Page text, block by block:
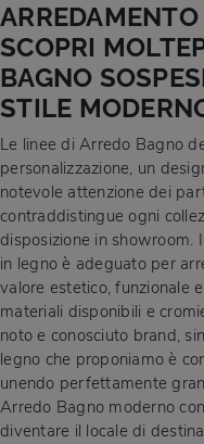
SCOPRI
BAGNO
STILE
Le linee di Arredo Bagno
personalizzazione, un
notevole attenzione dei
contraddistingue ogni
disposizione in
in legno è adeguato per
valore estetico, funzionale
materiali disponibili e
noto e conosciuto brand,
legno che proponiamo è
unendo perfettamente
Arredo Bagno moderno
diventare il locale di